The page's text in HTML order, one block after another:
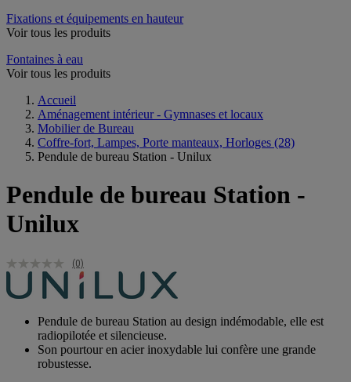
Fixations et équipements en hauteur
Voir tous les produits
Fontaines à eau
Voir tous les produits
Accueil
Aménagement intérieur - Gymnases et locaux
Mobilier de Bureau
Coffre-fort, Lampes, Porte manteaux, Horloges (28)
Pendule de bureau Station - Unilux
Pendule de bureau Station -
Unilux
(0)
Pendule de bureau Station au design indémodable, elle est
radiopilotée et silencieuse.
Son pourtour en acier inoxydable lui confère une grande
robustesse.